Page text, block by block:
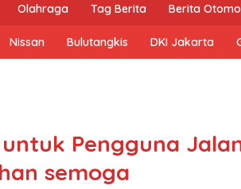
Olahraga Tag Berita Berita
Nissan Bulutangkis DKI Jakarta
Pengguna
semoga